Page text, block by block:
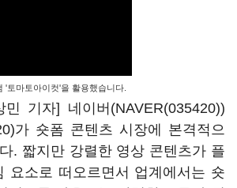
'토마토아이컷'을 활용했습니다.
민 기자] 네이버(NAVER(035420))
가 숏폼 콘텐츠 시장에 본격적으
. 짧지만 강렬한 영상 콘텐츠가 플
요소로 떠오르면서 업계에서는 숏